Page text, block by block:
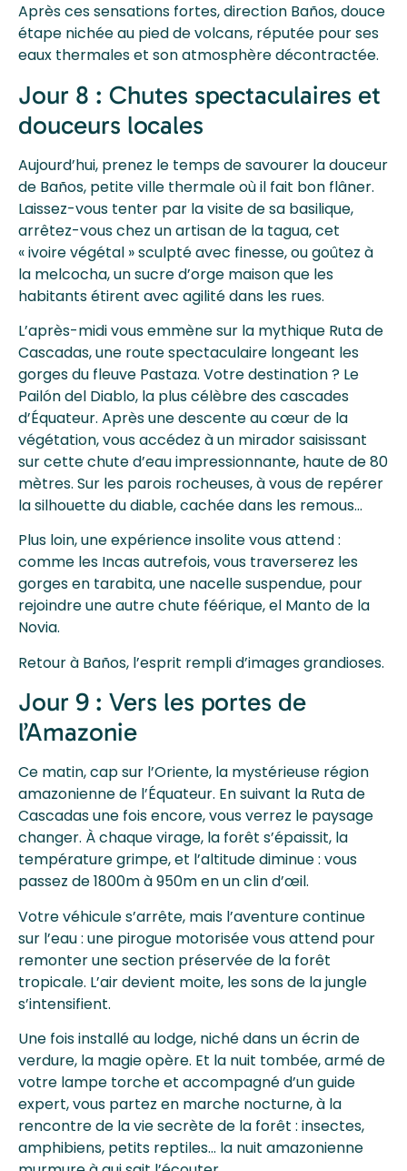
Après ces sensations fortes, direction Baños, douce
étape nichée au pied de volcans, réputée pour ses
eaux thermales et son atmosphère décontractée.
Jour 8 : Chutes spectaculaires et
douceurs locales
Aujourd’hui, prenez le temps de savourer la douceur
de Baños, petite ville thermale où il fait bon flâner.
Laissez-vous tenter par la visite de sa basilique,
arrêtez-vous chez un artisan de la tagua, cet
« ivoire végétal » sculpté avec finesse, ou goûtez à
la melcocha, un sucre d’orge maison que les
habitants étirent avec agilité dans les rues.
L’après-midi vous emmène sur la mythique Ruta de
Cascadas, une route spectaculaire longeant les
gorges du fleuve Pastaza. Votre destination ? Le
Pailón del Diablo, la plus célèbre des cascades
d’Équateur. Après une descente au cœur de la
végétation, vous accédez à un mirador saisissant
sur cette chute d’eau impressionnante, haute de 80
mètres. Sur les parois rocheuses, à vous de repérer
la silhouette du diable, cachée dans les remous…
Plus loin, une expérience insolite vous attend :
comme les Incas autrefois, vous traverserez les
gorges en tarabita, une nacelle suspendue, pour
rejoindre une autre chute féérique, el Manto de la
Novia.
Retour à Baños, l’esprit rempli d’images grandioses.
Jour 9 : Vers les portes de
l’Amazonie
Ce matin, cap sur l’Oriente, la mystérieuse région
amazonienne de l’Équateur. En suivant la Ruta de
Cascadas une fois encore, vous verrez le paysage
changer. À chaque virage, la forêt s’épaissit, la
température grimpe, et l’altitude diminue : vous
passez de 1800m à 950m en un clin d’œil.
Votre véhicule s’arrête, mais l’aventure continue
sur l’eau : une pirogue motorisée vous attend pour
remonter une section préservée de la forêt
tropicale. L’air devient moite, les sons de la jungle
s’intensifient.
Une fois installé au lodge, niché dans un écrin de
verdure, la magie opère. Et la nuit tombée, armé de
votre lampe torche et accompagné d’un guide
expert, vous partez en marche nocturne, à la
rencontre de la vie secrète de la forêt : insectes,
amphibiens, petits reptiles… la nuit amazonienne